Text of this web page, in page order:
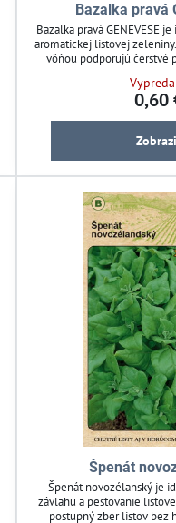
Bazalka pravá
Bazalka pravá GENEVESE
aromatickej listovej
vôňou podporujú čerstvé
vhodné pre záhradkárov,
bylinku do záhrady
0,60
Špenát
Špenát novozélanský je
závlahu a pestovanie
postupný zber listov bez